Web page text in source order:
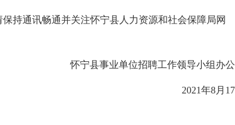
通讯畅通并关注怀宁县人力资源和社会保障局网
怀宁县事业单位招聘工作领导小组办
2021年8月17